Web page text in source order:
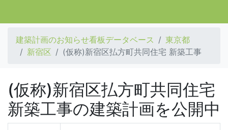
建築計画のお知らせ看板データベース
東京都
新宿区
(仮称)新宿区払方町共同住宅 新築工事
(仮称)新宿区払方町共同住宅
新築工事の建築計画を公開中